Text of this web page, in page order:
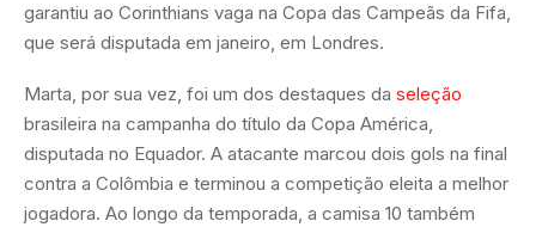
garantiu ao Corinthians vaga na Copa das Campeãs da Fifa,
que será disputada em janeiro, em Londres.
Marta, por sua vez, foi um dos destaques da seleção
brasileira na campanha do título da Copa América,
disputada no Equador. A atacante marcou dois gols na final
contra a Colômbia e terminou a competição eleita a melhor
jogadora. Ao longo da temporada, a camisa 10 também